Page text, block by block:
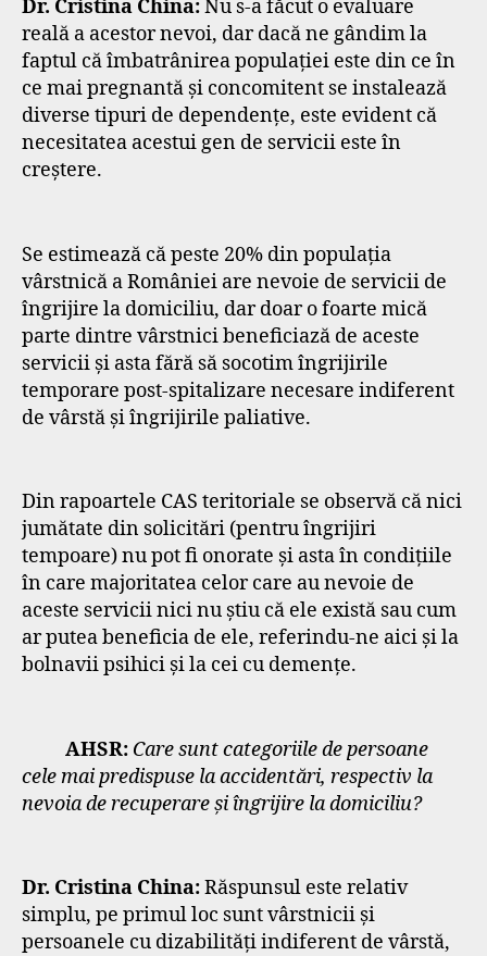
Dr. Cristina China:Nu s-a făcut o evaluare
reală a acestor nevoi, dar dacă ne gândim la
faptul că îmbatrânirea populației este din ce în
ce mai pregnantă și concomitent se instalează
diverse tipuri de dependențe, este evident că
necesitatea acestui gen de servicii este în
creștere.
Se estimează că peste 20% din populația
vârstnică a României are nevoie de servicii de
îngrijire la domiciliu, dar doar o foarte mică
parte dintre vârstnici beneficiază de aceste
servicii și asta fără să socotim îngrijirile
temporare post-spitalizare necesare indiferent
de vârstă și îngrijirile paliative.
Din rapoartele CAS teritoriale se observă că nici
jumătate din solicitări (pentru îngrijiri
tempoare) nu pot fi onorate și asta în condițiile
în care majoritatea celor care au nevoie de
aceste servicii nici nu știu că ele există sau cum
ar putea beneficia de ele, referindu-ne aici și la
bolnavii psihici și la cei cu demențe.
AHSR: Care sunt categoriile de persoane
cele mai predispuse la accidentări, respectiv la
nevoia de recuperare și îngrijire la domiciliu?
Dr. Cristina China:Răspunsul este relativ
simplu, pe primul loc sunt vârstnicii și
persoanele cu dizabilități indiferent de vârstă,